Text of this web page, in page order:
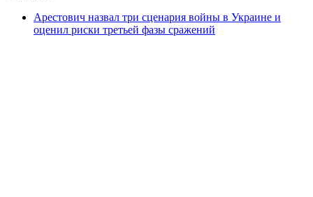
Арестович назвал три сценария войны в Украине и
оценил риски третьей фазы сражений